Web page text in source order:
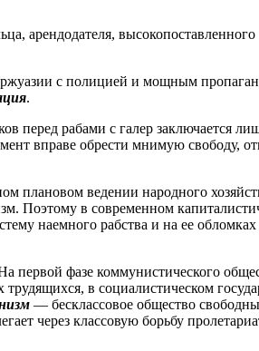
арендодателя,
с полицией и мощным
.
перед рабами с галер заключается
вправе обрести мнимую свободу,
плановом ведении народного
Поэтому в современном
наемного рабства и на ее
первой фазе коммунистического
в социалистическом
— бесклассовое общество
через классовую борьбу